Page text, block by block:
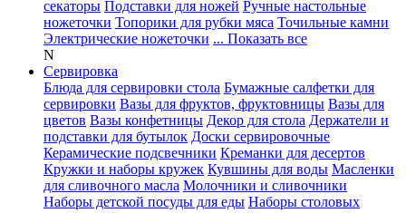
секаторы Подставки для ножей Ручные настольные
ножеточки Топорики для рубки мяса Точильные камни
Электрические ножеточки ... Показать все
N
Сервировка
Блюда для сервировки стола Бумажные салфетки для
сервировки Вазы для фруктов, фруктовницы Вазы для
цветов Вазы конфетницы Декор для стола Держатели и
подставки для бутылок Доски сервировочные
Керамические подсвечники Креманки для десертов
Кружки и наборы кружек Кувшины для воды Масленки
для сливочного масла Молочники и сливочники
Наборы детской посуды для еды Наборы столовых